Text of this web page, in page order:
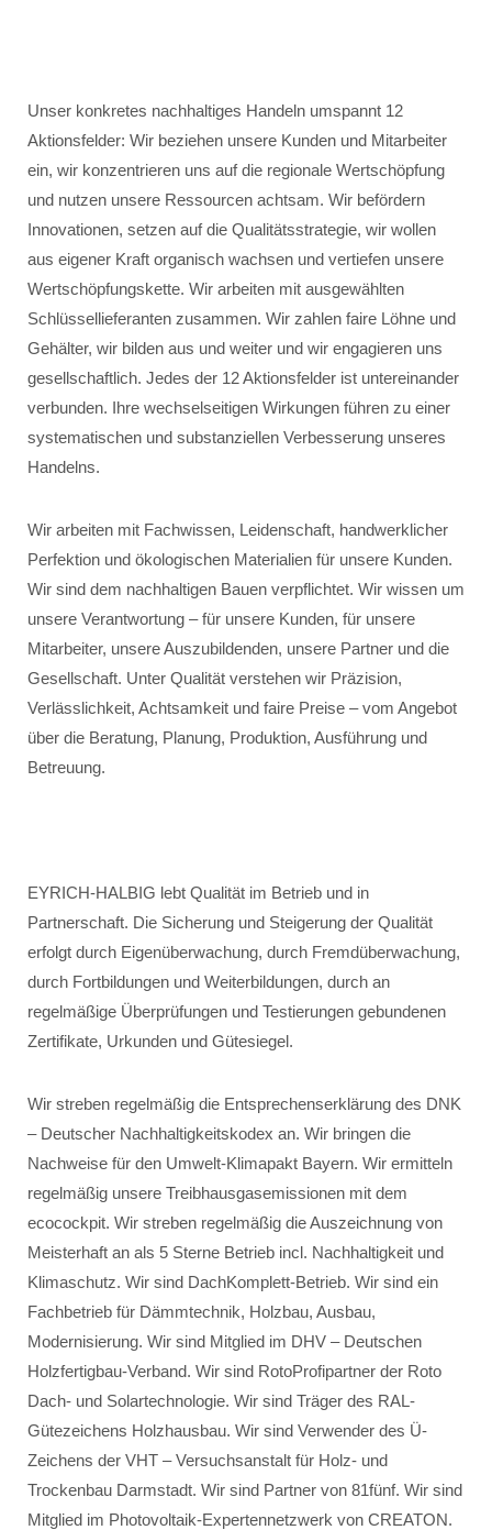
Unser konkretes nachhaltiges Handeln umspannt 12
Aktionsfelder: Wir beziehen unsere Kunden und Mitarbeiter
ein, wir konzentrieren uns auf die regionale Wertschöpfung
und nutzen unsere Ressourcen achtsam. Wir befördern
Innovationen, setzen auf die Qualitätsstrategie, wir wollen
aus eigener Kraft organisch wachsen und vertiefen unsere
Wertschöpfungskette. Wir arbeiten mit ausgewählten
Schlüssellieferanten zusammen. Wir zahlen faire Löhne und
Gehälter, wir bilden aus und weiter und wir engagieren uns
gesellschaftlich. Jedes der 12 Aktionsfelder ist untereinander
verbunden. Ihre wechselseitigen Wirkungen führen zu einer
systematischen und substanziellen Verbesserung unseres
Handelns.
Wir arbeiten mit Fachwissen, Leidenschaft, handwerklicher
Perfektion und ökologischen Materialien für unsere Kunden.
Wir sind dem nachhaltigen Bauen verpflichtet. Wir wissen um
unsere Verantwortung – für unsere Kunden, für unsere
Mitarbeiter, unsere Auszubildenden, unsere Partner und die
Gesellschaft. Unter Qualität verstehen wir Präzision,
Verlässlichkeit, Achtsamkeit und faire Preise – vom Angebot
über die Beratung, Planung, Produktion, Ausführung und
Betreuung.
EYRICH-HALBIG lebt Qualität im Betrieb und in
Partnerschaft. Die Sicherung und Steigerung der Qualität
erfolgt durch Eigenüberwachung, durch Fremdüberwachung,
durch Fortbildungen und Weiterbildungen, durch an
regelmäßige Überprüfungen und Testierungen gebundenen
Zertifikate, Urkunden und Gütesiegel.
Wir streben regelmäßig die Entsprechenserklärung des DNK
– Deutscher Nachhaltigkeitskodex an. Wir bringen die
Nachweise für den Umwelt-Klimapakt Bayern. Wir ermitteln
regelmäßig unsere Treibhausgasemissionen mit dem
ecocockpit. Wir streben regelmäßig die Auszeichnung von
Meisterhaft an als 5 Sterne Betrieb incl. Nachhaltigkeit und
Klimaschutz. Wir sind DachKomplett-Betrieb. Wir sind ein
Fachbetrieb für Dämmtechnik, Holzbau, Ausbau,
Modernisierung. Wir sind Mitglied im DHV – Deutschen
Holzfertigbau-Verband. Wir sind RotoProfipartner der Roto
Dach- und Solartechnologie. Wir sind Träger des RAL-
Gütezeichens Holzhausbau. Wir sind Verwender des Ü-
Zeichens der VHT – Versuchsanstalt für Holz- und
Trockenbau Darmstadt. Wir sind Partner von 81fünf. Wir sind
Mitglied im Photovoltaik-Expertennetzwerk von CREATON.